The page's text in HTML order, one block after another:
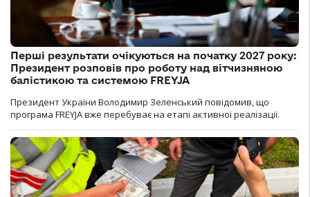
Перші результати очікуються на початку 2027 року:
Президент розповів про роботу над вітчизняною
балістикою та системою FREYJA
Президент України Володимир Зеленський повідомив, що
програма FREYJA вже перебуває на етапі активної реалізації.